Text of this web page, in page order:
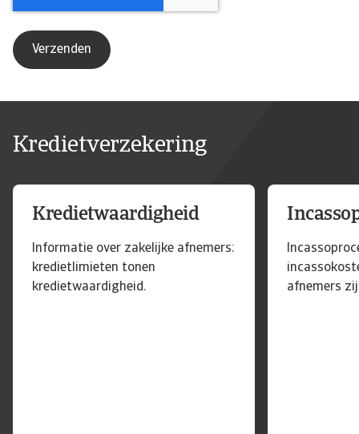
Kredietverzekering
Kredietwaardigheid
Informatie over zakelijke afnemers:
kredietlimieten tonen
kredietwaardigheid.
afnemers